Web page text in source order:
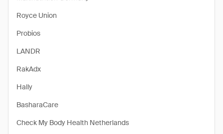
Royce Union
Probios
LANDR
RakAdx
Hally
BasharaCare
Check My Body Health Netherlands